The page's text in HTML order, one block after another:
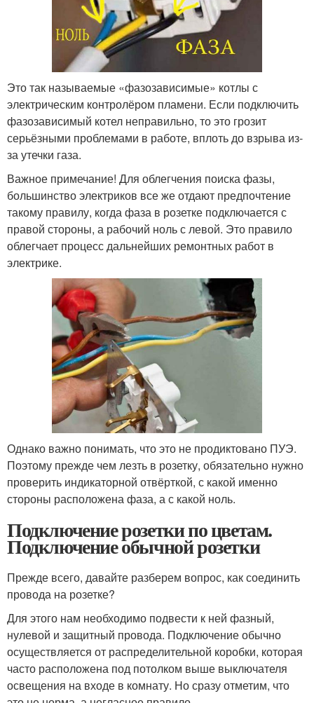
Это так называемые «фазозависимые» котлы с
электрическим контролёром пламени. Если подключить
фазозависимый котел неправильно, то это грозит
серьёзными проблемами в работе, вплоть до взрыва из-
за утечки газа.
Важное примечание! Для облегчения поиска фазы,
большинство электриков все же отдают предпочтение
такому правилу, когда фаза в розетке подключается с
правой стороны, а рабочий ноль с левой. Это правило
облегчает процесс дальнейших ремонтных работ в
электрике.
Однако важно понимать, что это не продиктовано ПУЭ.
Поэтому прежде чем лезть в розетку, обязательно нужно
проверить индикаторной отвёрткой, с какой именно
стороны расположена фаза, а с какой ноль.
Подключение розетки по цветам.
Подключение обычной розетки
Прежде всего, давайте разберем вопрос, как соединить
провода на розетке?
Для этого нам необходимо подвести к ней фазный,
нулевой и защитный провода. Подключение обычно
осуществляется от распределительной коробки, которая
часто расположена под потолком выше выключателя
освещения на входе в комнату. Но сразу отметим, что